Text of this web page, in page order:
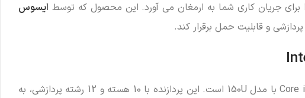
ایسوس
و قابلیت حمل برقرار کند.
قلب تپنده این لپ تاپ، پردازنده قدرتمند نسل جدید اینتل سری Core i7 با مدل 150U است. این پردازنده با 10 هسته و 12 رشته پردازشی، به